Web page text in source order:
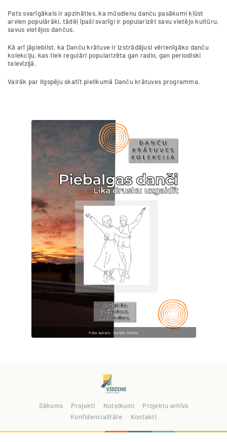
Pats svarīgākais ir apzināties, ka mūsdienu danču pasākumi kļūst
arvien populārāki, tādēļ īpaši svarīgi ir popularizēt savu vietējo kultūru,
savus vietējos dančus.
Kā arī jāpiebilst, ka Danču krātuve ir izstrādājusi vērienīgāko danču
kolekciju, kas tiek regulāri popularizēta gan radio, gan periodiski
televīzijā.
Vairāk par ilgspēju skatīt pielikumā Danču krātuves programma.
Foto autors: Sandis Zučiks
Sākums Projekti Noteikumi
Projektu arhīvs
Konfidencialitāte
Kontakti